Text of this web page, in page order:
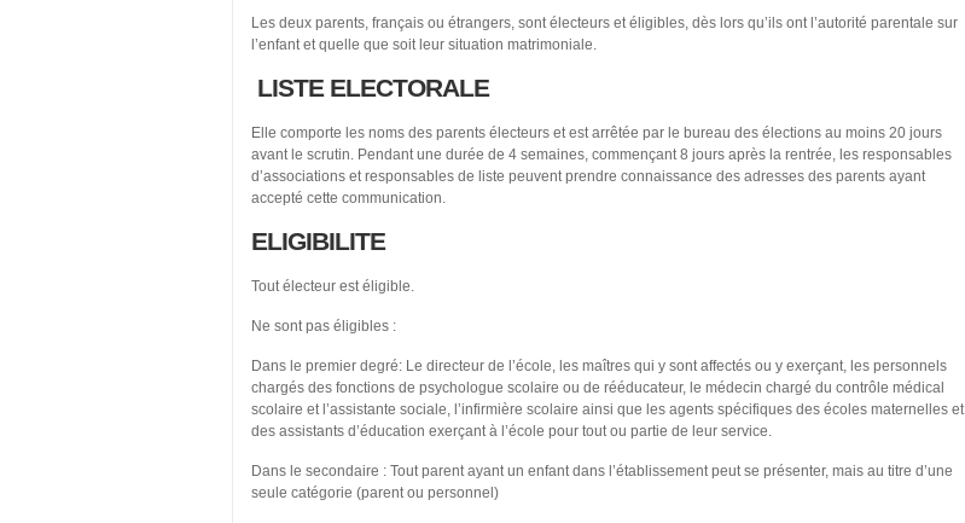
Les deux parents, français ou étrangers, sont électeurs et éligibles, dès lors qu’ils ont l’autorité parentale sur
l’enfant et quelle que soit leur situation matrimoniale.
LISTE ELECTORALE
Elle comporte les noms des parents électeurs et est arrêtée par le bureau des élections au moins 20 jours
avant le scrutin. Pendant une durée de 4 semaines, commençant 8 jours après la rentrée, les responsables
d’associations et responsables de liste peuvent prendre connaissance des adresses des parents ayant
accepté cette communication.
ELIGIBILITE
Tout électeur est éligible.
Ne sont pas éligibles :
Dans le premier degré: Le directeur de l’école, les maîtres qui y sont affectés ou y exerçant, les personnels
chargés des fonctions de psychologue scolaire ou de rééducateur, le médecin chargé du contrôle médical
scolaire et l’assistante sociale, l’infirmière scolaire ainsi que les agents spécifiques des écoles maternelles et
des assistants d’éducation exerçant à l’école pour tout ou partie de leur service.
Dans le secondaire : Tout parent ayant un enfant dans l’établissement peut se présenter, mais au titre d’une
seule catégorie (parent ou personnel)